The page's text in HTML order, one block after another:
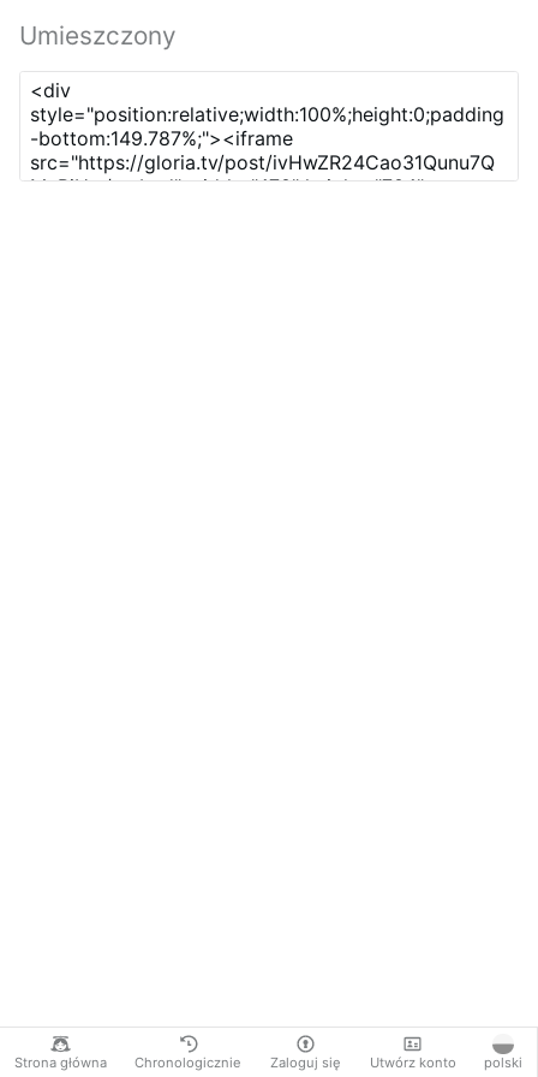
Strona główna Chronologicznie Zaloguj się Utwórz konto polski
Umieszczony